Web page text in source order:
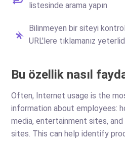
listesinde arama yapın
Bilinmeyen bir siteyi
URL'lere tıklamanız
Bu özellik nasıl
Often, Internet usage is the
information about employees:
media, entertainment sites,
sites. This can help identify